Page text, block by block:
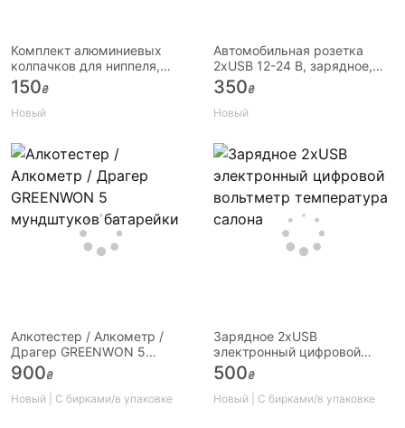
Комплект алюминиевых
колпачков для ниппеля,
золотника BLACK / SILVER
150₴
Новый
Автомобильная розетка
2хUSB 12-24 В, зарядное,
адаптер питания usb
350₴
Новый
Алкотестер / Алкометр /
Драгер GREENWON 5
900₴
Новый | С бирками/в упаковке
Зарядное 2хUSB
электронный цифровой
вольтметр температура
салона
500₴
Новый | С бирками/в упаковке